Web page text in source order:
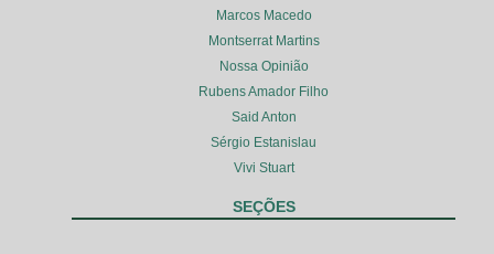
Marcos Macedo
Montserrat Martins
Nossa Opinião
Rubens Amador Filho
Said Anton
Sérgio Estanislau
Vivi Stuart
SEÇÕES